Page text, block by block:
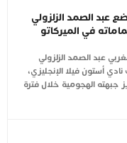
عبد الصمد الزلزولي
في الميركاتو
عبد الصمد الزلزولي
أستون فيلا الإنجليزي،
جبهته الهجومية خلال فترة